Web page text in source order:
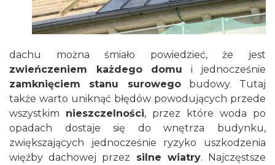
dachu można śmiało powiedzieć, że jest
zwieńczeniem każdego domu i jednocześnie
zamknięciem stanu surowegobudowy. Tutaj
także warto uniknąć błędów powodujących przede
wszystkim nieszczelności, przez które woda po
opadach dostaje się do wnętrza budynku,
zwiększających jednocześnie ryzyko uszkodzenia
więźby dachowej przez silne wiatry. Najczęstsze